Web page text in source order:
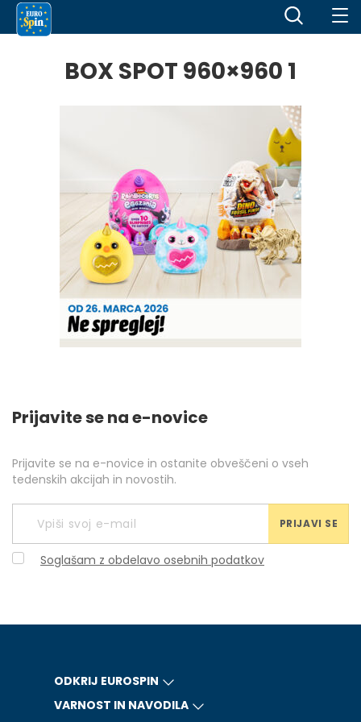
BOX SPOT 960×960 1
Prijavite se na e-novice
Prijavite se na e-novice in ostanite obveščeni o vseh
tedenskih akcijah in novostih.
PRIJAVI SE
Soglašam z obdelavo osebnih podatkov
ODKRIJ EUROSPIN
VARNOST IN NAVODILA